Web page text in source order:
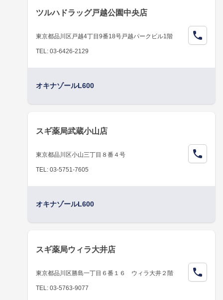
ツルハドラッグ戸越公園中央店
東京都品川区戸越4丁目9番18号戸越パークビル1階
TEL: 03-6426-2129
オキナゾールL600
スギ薬局武蔵小山店
東京都品川区小山三丁目８番４号
TEL: 03-5751-7605
オキナゾールL600
スギ薬局ウィラ大井店
東京都品川区勝島一丁目６番１６ ウィラ大井２階
TEL: 03-5763-9077